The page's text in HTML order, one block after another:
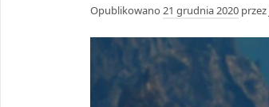
Opublikowano 21 grudnia 2020 przez